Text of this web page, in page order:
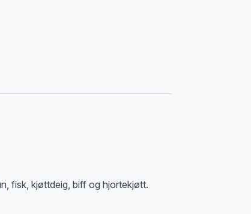
fisk, kjøttdeig, biff og hjortekjøtt.